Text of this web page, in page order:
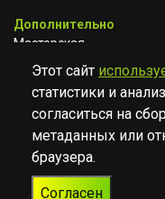
Дополнительно
Мастерская
Сотрудничество
© Музыкальный
Этот сайт
статистики и
согласиться на
метаданных или
браузера.
Согласен